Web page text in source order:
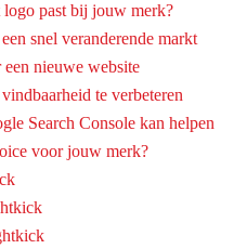
past bij jouw merk?
snel veranderende markt
nieuwe website
te verbeteren
Search Console kan helpen
voor jouw merk?